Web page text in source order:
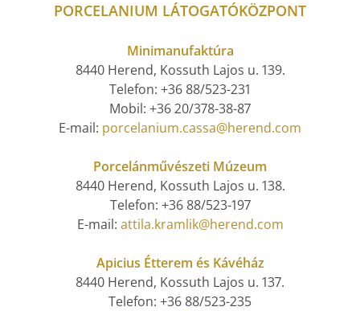
PORCELANIUM LÁTOGATÓKÖZPONT
Minimanufaktúra
8440 Herend, Kossuth Lajos u. 139.
Telefon: +36 88/523-231
Mobil: +3620/378-38-87
E-mail: porcelanium.cassa@herend.com
Porcelánművészeti Múzeum
8440 Herend, Kossuth Lajos u. 138.
Telefon: +36 88/523-197
E-mail: attila.kramlik@herend.com
Apicius Étterem és Kávéház
8440 Herend, Kossuth Lajos u. 137.
Telefon: +36 88/523-235